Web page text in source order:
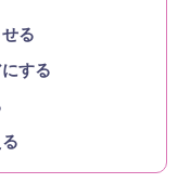
る
する